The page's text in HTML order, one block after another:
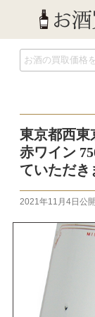
東京都西東
赤ワイン
ていただき
2021年11月4日 公